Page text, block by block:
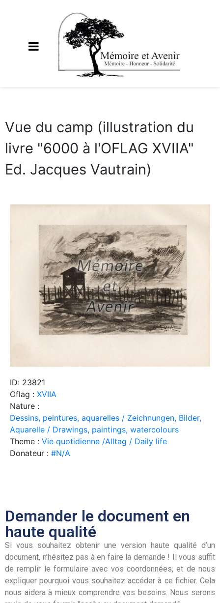
Vue du camp (illustration du
livre "6000 à l'OFLAG XVIIA"
Ed. Jacques Vautrain)
ID: 23821
Oflag : XVIIA
Nature :
Dessins, peintures, aquarelles / Zeichnungen, Bilder,
Aquarelle / Drawings, paintings, watercolours
Theme : Vie quotidienne /Alltag / Daily life
Donateur : #N/A
Demander le document en
haute qualité
Si vous souhaitez obtenir une version haute qualité d’un
document, n’hésitez pas à en faire la demande ! Il vous suffit
de remplir le formulaire avec vos coordonnées, et de nous
expliquer pourquoi vous souhaitez accéder à ce fichier. Cela
nous aidera à mieux comprendre vos besoins. Nous serons